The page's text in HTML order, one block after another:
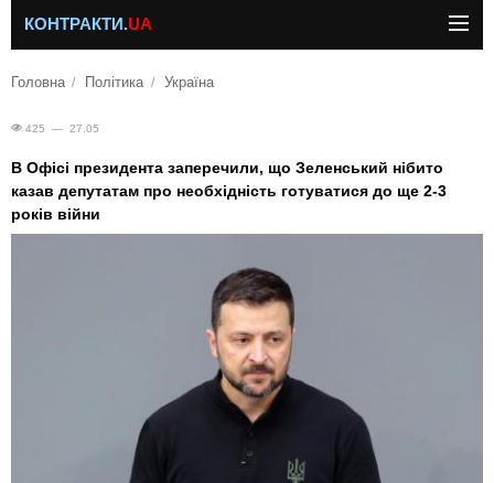
КОНТРАКТИ.UA
Головна Політика Україна
425 — 27.05
В Офісі президента заперечили, що Зеленський нібито
казав депутатам про необхідність готуватися до ще 2-3
років війни